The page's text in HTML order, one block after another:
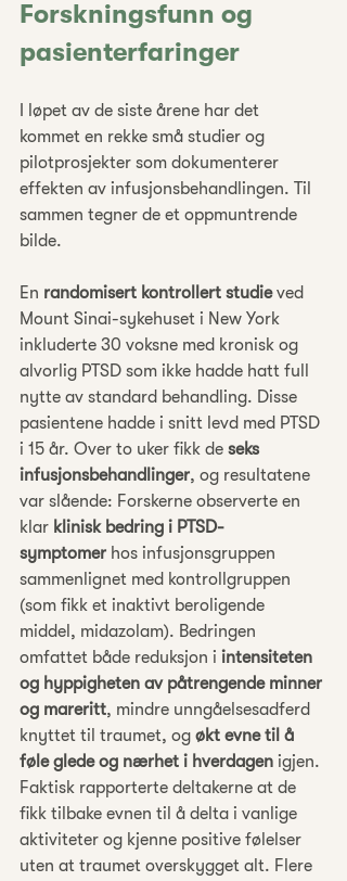
Forskningsfunn og
pasienterfaringer
I løpet av de siste årene har det
kommet en rekke små studier og
pilotprosjekter som dokumenterer
effekten av infusjonsbehandlingen. Til
sammen tegner de et oppmuntrende
bilde.
En randomisert kontrollert studie ved
Mount Sinai-sykehuset i New York
inkluderte 30 voksne med kronisk og
alvorlig PTSD som ikke hadde hatt full
nytte av standard behandling. Disse
pasientene hadde i snitt levd med PTSD
i 15 år. Over to uker fikk de seks
infusjonsbehandlinger, og resultatene
var slående: Forskerne observerte en
klar klinisk bedring i PTSD-
symptomer hos infusjonsgruppen
sammenlignet med kontrollgruppen
(som fikk et inaktivt beroligende
middel, midazolam). Bedringen
omfattet både reduksjon i intensiteten
og hyppigheten av påtrengende minner
og mareritt, mindre unngåelsesadferd
knyttet til traumet, og økt evne til å
føle glede og nærhet i hverdagen igjen.
Faktisk rapporterte deltakerne at de
fikk tilbake evnen til å delta i vanlige
aktiviteter og kjenne positive følelser
uten at traumet overskygget alt. Flere